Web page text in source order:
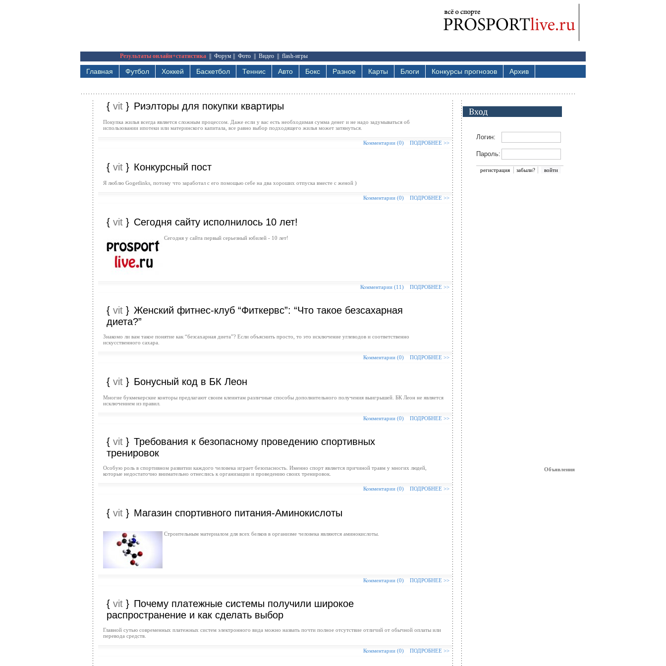
Результаты онлайн+статистика Форум Фото Видео flash-игры
Главная Футбол Хоккей Баскетбол Теннис Авто Бокс Разное Карты Блоги Конкурсы прогнозов Архив
{ vit } Риэлторы для покупки квартиры
Покупка жилья всегда является сложным процессом. Даже если у вас есть необходимая сумма денег и не надо задумываться об
использовании ипотеки или материнского капитала, все равно выбор подходящего жилья может затянуться.
Комментарии (0) ПОДРОБНЕЕ >>
{ vit } Конкурсный пост
Я люблю Gogetlinks, потому что заработал с его помощью себе на два хороших отпуска вместе с женой )
Комментарии (0) ПОДРОБНЕЕ >>
{ vit } Сегодня сайту исполнилось 10 лет!
Сегодня у сайта первый серьезный юбилей - 10 лет!
Комментарии (11) ПОДРОБНЕЕ >>
{ vit } Женский фитнес-клуб “Фиткервс”: “Что такое безсахарная
диета?”
Знакомо ли вам такое понятие как “безсахарная диета”? Если объяснить просто, то это исключение углеводов и соответственно
искусственного сахара.
Комментарии (0) ПОДРОБНЕЕ >>
{ vit } Бонусный код в БК Леон
Многие букмекерские конторы предлагают своим клеинтам различные способы дополнительного получения выигрышей. БК Леон не является
исключением из правил.
Комментарии (0) ПОДРОБНЕЕ >>
{ vit } Требования к безопасному проведению спортивных
тренировок
Особую роль в спортивном развитии каждого человека играет безопасность. Именно спорт является причиной травм у многих людей,
которые недостаточно внимательно отнеслись к организации и проведению своих тренировок.
Комментарии (0) ПОДРОБНЕЕ >>
{ vit } Магазин спортивного питания-Аминокислоты
Строительным материалом для всех белков в организме человека являются аминокислоты.
Комментарии (0) ПОДРОБНЕЕ >>
{ vit } Почему платежные системы получили широкое
распространение и как сделать выбор
Главной сутью современных платежных систем электронного вида можно назвать почти полное отсутствие отличий от обычной оплаты или
перевода средств.
Комментарии (0) ПОДРОБНЕЕ >>
Логин:
Пароль:
регистрация забыли?
Объявления